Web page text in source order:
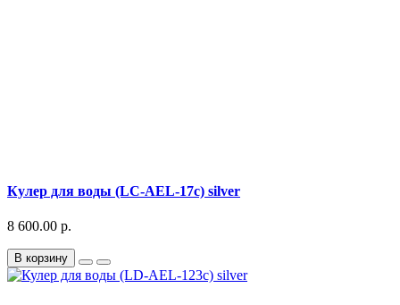
Кулер для воды (LC-AEL-17c) silver
8 600.00 р.
В корзину